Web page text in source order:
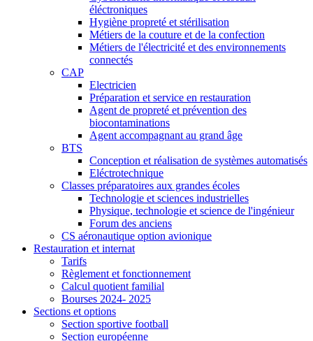
éléctroniques
Hygiène propreté et stérilisation
Métiers de la couture et de la confection
Métiers de l'électricité et des environnements
connectés
CAP
Electricien
Préparation et service en restauration
Agent de propreté et prévention des
biocontaminations
Agent accompagnant au grand âge
BTS
Conception et réalisation de systèmes automatisés
Eléctrotechnique
Classes préparatoires aux grandes écoles
Technologie et sciences industrielles
Physique, technologie et science de l'ingénieur
Forum des anciens
CS aéronautique option avionique
Restauration et internat
Tarifs
Règlement et fonctionnement
Calcul quotient familial
Bourses 2024- 2025
Sections et options
Section sportive football
Section européenne